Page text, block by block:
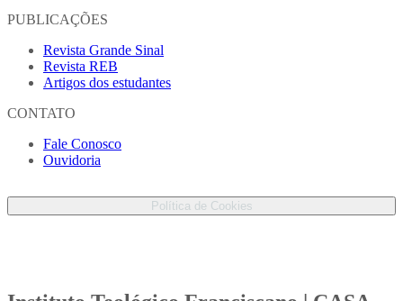
PUBLICAÇÕES
Revista Grande Sinal
Revista REB
Artigos dos estudantes
CONTATO
Fale Conosco
Ouvidoria
Política de Cookies